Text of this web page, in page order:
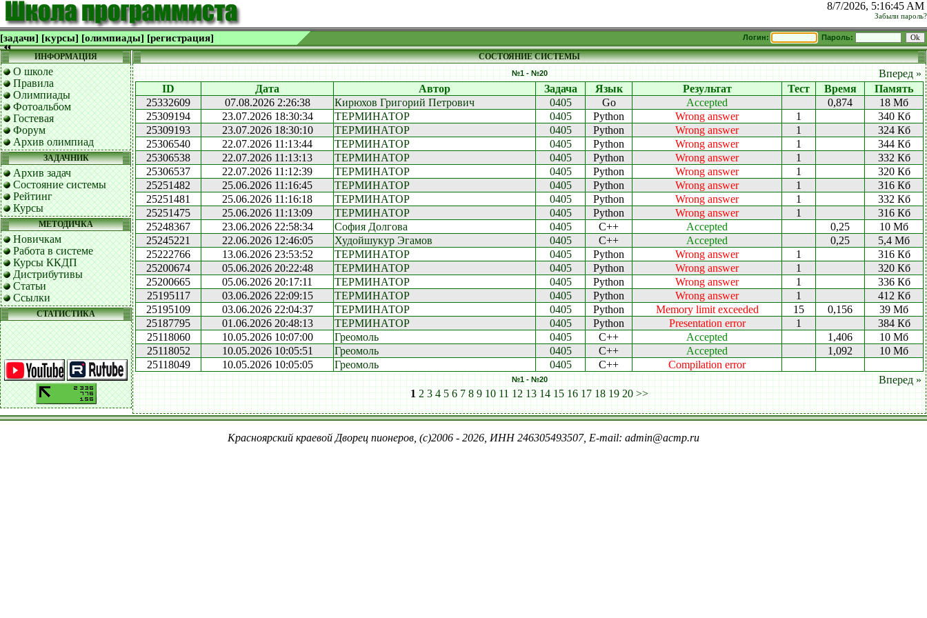
8/7/2026, 5:16:45 AM
Забыли пароль?
[задачи] [курсы] [олимпиады] [регистрация] Логин: Пароль:
ИНФОРМАЦИЯ
О школе
Правила
Олимпиады
Фотоальбом
Гостевая
Форум
Архив олимпиад
ЗАДАЧНИК
Архив задач
Состояние системы
Рейтинг
Курсы
МЕТОДИЧКА
Новичкам
Работа в системе
Курсы ККДП
Дистрибутивы
Статьи
Ссылки
СТАТИСТИКА
СОСТОЯНИЕ СИСТЕМЫ
№1 - №20
Вперед »
ID
Дата Автор Задача Язык Результат Тест Время
Память
25332609
07.08.2026 2:26:38 Кирюхов Григорий Петрович 0405 Go Accepted 0,874
18 Мб
25309194
23.07.2026 18:30:34 ТЕРМИНАТОР 0405 Python Wrong answer 1
340 Кб
25309193
23.07.2026 18:30:10 ТЕРМИНАТОР 0405 Python Wrong answer 1
324 Кб
25306540
22.07.2026 11:13:44 ТЕРМИНАТОР 0405 Python Wrong answer 1
344 Кб
25306538
22.07.2026 11:13:13 ТЕРМИНАТОР 0405 Python Wrong answer 1
332 Кб
25306537
22.07.2026 11:12:39 ТЕРМИНАТОР 0405 Python Wrong answer 1
320 Кб
25251482
25.06.2026 11:16:45 ТЕРМИНАТОР 0405 Python Wrong answer 1
316 Кб
25251481
25.06.2026 11:16:18 ТЕРМИНАТОР 0405 Python Wrong answer 1
332 Кб
25251475
25.06.2026 11:13:09 ТЕРМИНАТОР 0405 Python Wrong answer 1
316 Кб
25248367
23.06.2026 22:58:34 София Долгова 0405 C++ Accepted 0,25
10 Мб
25245221
22.06.2026 12:46:05 Худойшукур Эгамов 0405 C++ Accepted 0,25
5,4 Мб
25222766
13.06.2026 23:53:52 ТЕРМИНАТОР 0405 Python Wrong answer 1
316 Кб
25200674
05.06.2026 20:22:48 ТЕРМИНАТОР 0405 Python Wrong answer 1
320 Кб
25200665
05.06.2026 20:17:11 ТЕРМИНАТОР 0405 Python Wrong answer 1
336 Кб
25195117
03.06.2026 22:09:15 ТЕРМИНАТОР 0405 Python Wrong answer 1
412 Кб
25195109
03.06.2026 22:04:37 ТЕРМИНАТОР 0405 Python Memory limit exceeded 15 0,156
39 Мб
25187795
01.06.2026 20:48:13 ТЕРМИНАТОР 0405 Python Presentation error 1
384 Кб
25118060
10.05.2026 10:07:00 Греомоль 0405 C++ Accepted 1,406
10 Мб
25118052
10.05.2026 10:05:51 Греомоль 0405 C++ Accepted 1,092
10 Мб
25118049
10.05.2026 10:05:05 Греомоль 0405 C++ Compilation error
№1 - №20
Вперед »
1 2 3 4 5 6 7 8 9 10 11 12 13 14 15 16 17 18 19 20 >>
Красноярский краевой Дворец пионеров, (c)2006 - 2026, ИНН 246305493507, E-mail: admin@acmp.ru